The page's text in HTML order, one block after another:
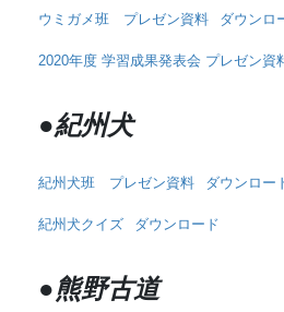
ウミガメ班 プレゼン資料 ダウンロ
2020年度 学習成果発表会 プレゼン資
●紀州犬
紀州犬班 プレゼン資料 ダウンロー
紀州犬クイズ ダウンロード
●熊野古道